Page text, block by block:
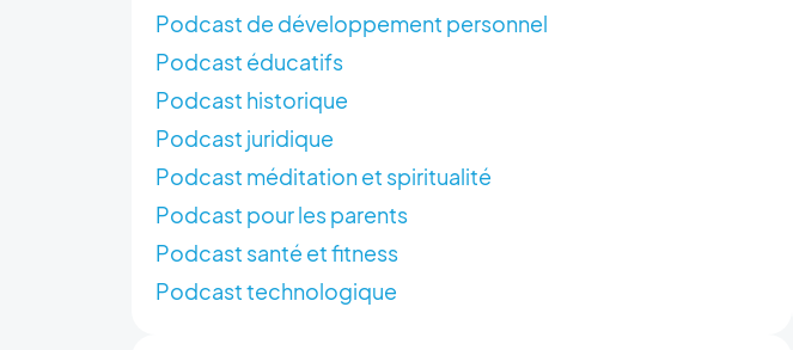
Podcast de développement personnel
Podcast éducatifs
Podcast historique
Podcast juridique
Podcast méditation et spiritualité
Podcast pour les parents
Podcast santé et fitness
Podcast technologique